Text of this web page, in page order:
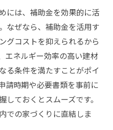
には、補助金を効果的に活
なぜなら、補助金を活用す
グコストを抑えられるから
エネルギー効率の高い建材
る条件を満たすことがポイ
請時期や必要書類を事前に
ておくとスムーズです。
での家づくりに直結しま